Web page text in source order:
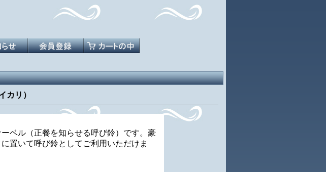
カリ）
ベル（正餐を知らせる呼び鈴）です。豪
置いて呼び鈴としてご利用いただけま